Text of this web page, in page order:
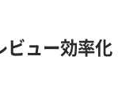
ビュー効率化